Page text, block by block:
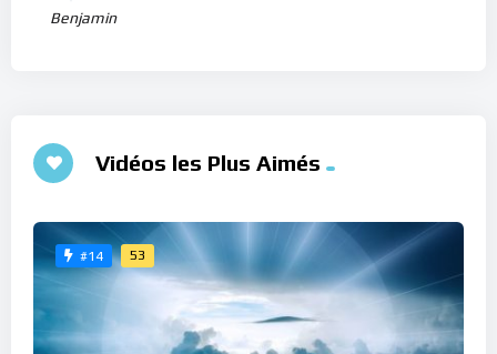
Benjamin
Vidéos les Plus Aimés
#14 53